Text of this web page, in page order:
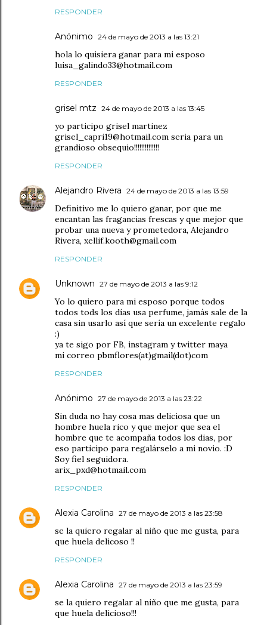
RESPONDER
Anónimo 24 de mayo de 2013 a las 13:21
hola lo quisiera ganar para mi esposo
luisa_galindo33@hotmail.com
RESPONDER
grisel mtz 24 de mayo de 2013 a las 13:45
yo participo grisel martinez
grisel_capri19@hotmail.com seria para un
grandioso obsequio!!!!!!!!!!!!!!
RESPONDER
Alejandro Rivera 24 de mayo de 2013 a las 13:59
Definitivo me lo quiero ganar, por que me
encantan las fragancias frescas y que mejor que
probar una nueva y prometedora, Alejandro
Rivera, xellif.kooth@gmail.com
RESPONDER
Unknown 27 de mayo de 2013 a las 9:12
Yo lo quiero para mi esposo porque todos
todos tods los días usa perfume, jamás sale de la
casa sin usarlo así que sería un excelente regalo
:)
ya te sigo por FB, instagram y twitter maya
mi correo pbmflores(at)gmail(dot)com
RESPONDER
Anónimo 27 de mayo de 2013 a las 23:22
Sin duda no hay cosa mas deliciosa que un
hombre huela rico y que mejor que sea el
hombre que te acompaña todos los dias, por
eso participo para regalárselo a mi novio. :D
Soy fiel seguidora.
arix_pxd@hotmail.com
RESPONDER
Alexia Carolina 27 de mayo de 2013 a las 23:58
se la quiero regalar al niño que me gusta, para
que huela delicoso !!
RESPONDER
Alexia Carolina 27 de mayo de 2013 a las 23:59
se la quiero regalar al niño que me gusta, para
que huela delicioso!!!